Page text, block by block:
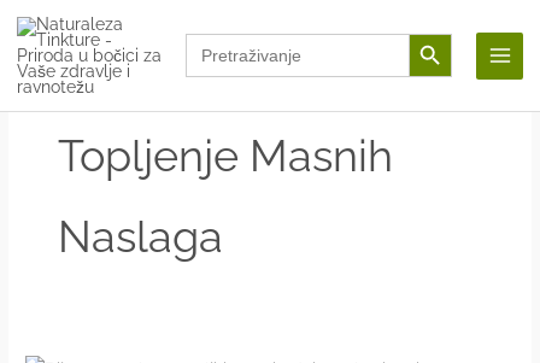
Skip
content
Search
for:
Search Button
Topljenje Masnih
Naslaga